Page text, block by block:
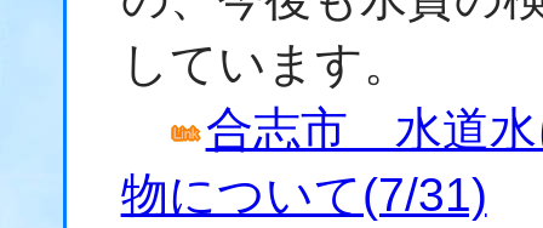
しています。
合志市 水道水
物について(7/31)